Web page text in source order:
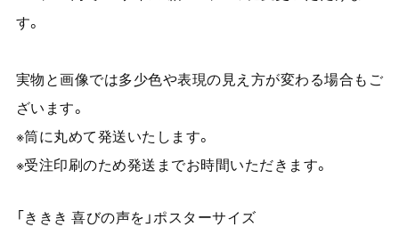
す。
実物と画像では多少色や表現の見え方が変わる場合もご
ざいます。
※筒に丸めて発送いたします。
※受注印刷のため発送までお時間いただきます。
「ききき 喜びの声を」ポスターサイズ